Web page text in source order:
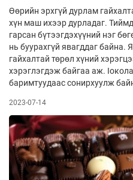
Өөрийн эрхгүй дурлам
хүн маш ихээр дурладаг.
гарсан бүтээгдэхүүний нэг
нь буурахгүй явагддаг байна.
гайхалтай төрөл хүний
хэрэглэгдэж байгаа аж.
баримтуудаас сонирхуулж
2023-07-14